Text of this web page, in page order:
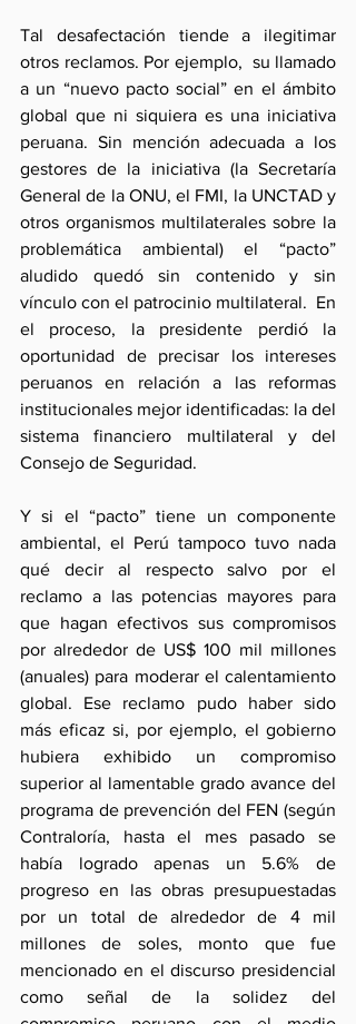
Tal desafectación tiende a ilegitimar
otros reclamos. Por ejemplo,  su llamado
a un “nuevo pacto social” en el ámbito
global que ni siquiera es una iniciativa
peruana. Sin mención adecuada a los
gestores de la iniciativa (la Secretaría
General de la ONU, el FMI, la UNCTAD y
otros organismos multilaterales sobre la
problemática ambiental) el “pacto”
aludido quedó sin contenido y sin
vínculo con el patrocinio multilateral.  En
el proceso, la presidente perdió la
oportunidad de precisar los intereses
peruanos en relación a las reformas
institucionales mejor identificadas: la del
sistema financiero multilateral y del
Consejo de Seguridad.
Y si el “pacto” tiene un componente
ambiental, el Perú tampoco tuvo nada
qué decir al respecto salvo por el
reclamo a las potencias mayores para
que hagan efectivos sus compromisos
por alrededor de US$ 100 mil millones
(anuales) para moderar el calentamiento
global. Ese reclamo pudo haber sido
más eficaz si, por ejemplo, el gobierno
hubiera exhibido un compromiso
superior al lamentable grado avance del
programa de prevención del FEN (según
Contraloría, hasta el mes pasado se
había logrado apenas un 5.6% de
progreso en las obras presupuestadas
por un total de alrededor de 4 mil
millones de soles, monto que fue
mencionado en el discurso presidencial
como señal de la solidez del